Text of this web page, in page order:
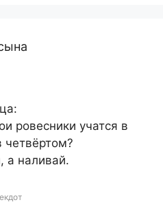
ровесники учатся в
четвёртом?
а наливай.